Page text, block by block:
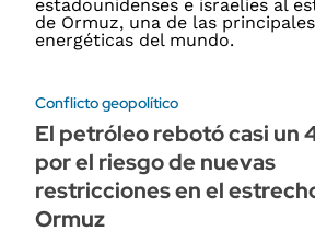
Conflicto geopolítico
El petróleo rebotó casi un
por el riesgo de nuevas
restricciones en el
Ormuz